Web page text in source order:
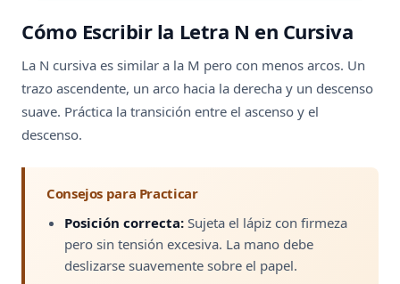
Cómo Escribir la Letra N en Cursiva
La N cursiva es similar a la M pero con menos arcos. Un
trazo ascendente, un arco hacia la derecha y un descenso
suave. Práctica la transición entre el ascenso y el
descenso.
Consejos para Practicar
Posición correcta: Sujeta el lápiz con firmeza
pero sin tensión excesiva. La mano debe
deslizarse suavemente sobre el papel.